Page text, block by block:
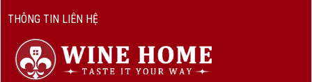
THÔNG TIN LIÊN HỆ